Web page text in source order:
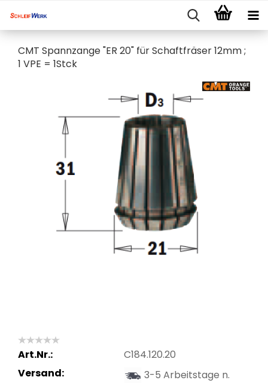
CMT Spannzange "ER 20" für Schaftfräser 12mm ;
1 VPE = 1Stck
Art.Nr.:
C184.120.20
Versand:
3-5 Arbeitstage n.